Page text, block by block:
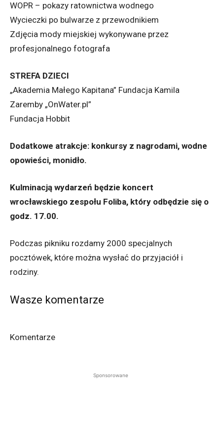
WOPR – pokazy ratownictwa wodnego
Wycieczki po bulwarze z przewodnikiem
Zdjęcia mody miejskiej wykonywane przez
profesjonalnego fotografa
STREFA DZIECI
„Akademia Małego Kapitana” Fundacja Kamila
Zaremby „OnWater.pl”
Fundacja Hobbit
Dodatkowe atrakcje: konkursy z nagrodami, wodne
opowieści, monidło.
Kulminacją wydarzeń będzie koncert
wrocławskiego zespołu Foliba, który odbędzie się o
godz. 17.00.
Podczas pikniku rozdamy 2000 specjalnych
pocztówek, które można wysłać do przyjaciół i
rodziny.
Wasze komentarze
Komentarze
Sponsorowane